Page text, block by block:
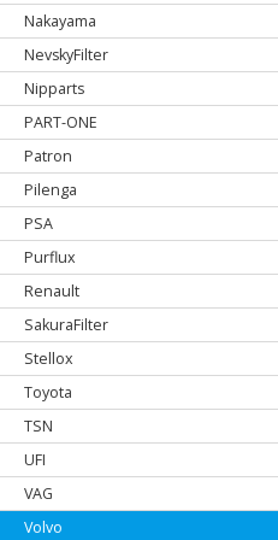
Nakayama
NevskyFilter
Nipparts
PART-ONE
Patron
Pilenga
PSA
Purflux
Renault
SakuraFilter
Stellox
Toyota
TSN
UFI
VAG
Volvo